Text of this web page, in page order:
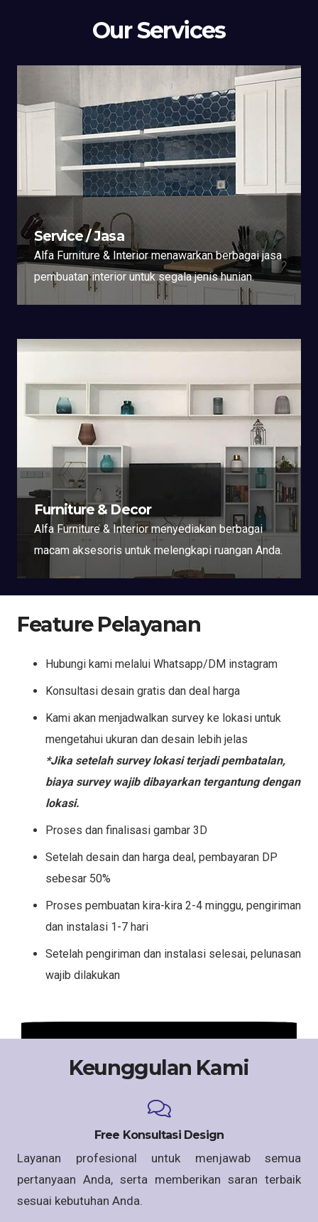
Our Services
Service / Jasa
Alfa Furniture & Interior menawarkan berbagai jasa
pembuatan interior untuk segala jenis hunian.
Furniture & Decor
Alfa Furniture & Interior menyediakan berbagai
macam aksesoris untuk melengkapi ruangan Anda.
Feature Pelayanan
Hubungi kami melalui Whatsapp/DM instagram
Konsultasi desain gratis dan deal harga
Kami akan menjadwalkan survey ke lokasi untuk
mengetahui ukuran dan desain lebih jelas
*Jika setelah survey lokasi terjadi pembatalan,
biaya survey wajib dibayarkan tergantung dengan
lokasi.
Proses dan finalisasi gambar 3D
Setelah desain dan harga deal, pembayaran DP
sebesar 50%
Proses pembuatan kira-kira 2-4 minggu, pengiriman
dan instalasi 1-7 hari
Setelah pengiriman dan instalasi selesai, pelunasan
wajib dilakukan
Keunggulan Kami
Free Konsultasi Design
Layanan profesional untuk menjawab semua
pertanyaan Anda, serta memberikan saran terbaik
sesuai kebutuhan Anda.